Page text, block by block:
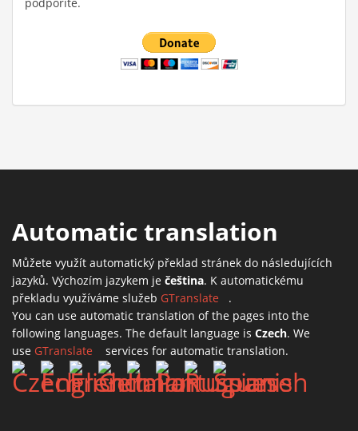
Automatic translation
Můžete využít automatický překlad stránek do následujících
jazyků. Výchozím jazykem je čeština. K automatickému
překladu využíváme služeb GTranslate (link is external)
.
You can use automatic translation of the pages into the
following languages. The default language is Czech. We
use GTranslate (link is external)
services for automatic translation.